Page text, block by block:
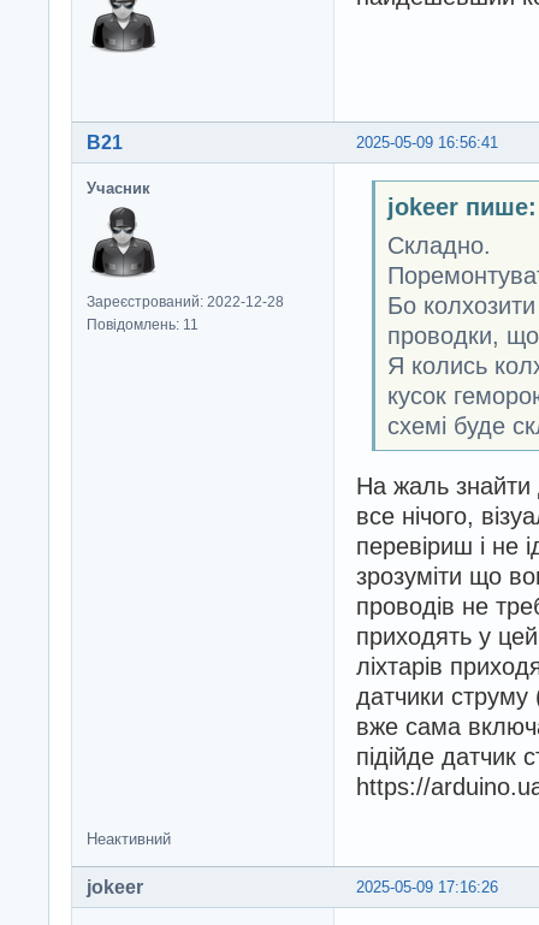
2025-05-09 16:56:41
B21
Учасник
Зареєстрований: 2022-12-28
Повідомлень: 11
jokeer пише:
Складно.
Бо
проводки,
Я колись
кусок
схемі буде
На жаль
все нічого,
перевіриш і не
зрозуміти що
проводів не
приходять у
ліхтарів
датчики
вже сама
підійде датчик
https://
Неактивний
2025-05-09 17:16:26
jokeer